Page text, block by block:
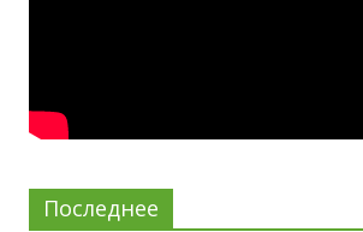
Последнее